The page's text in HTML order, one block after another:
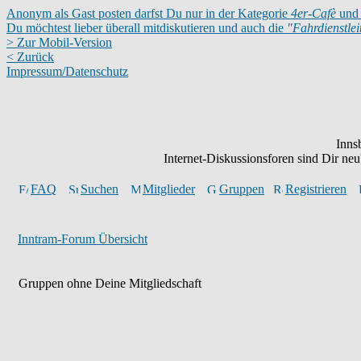
Anonym als Gast posten darfst Du nur in der Kategorie 4er-Cafè und
Du möchtest lieber überall mitdiskutieren und auch die
> Zur Mobil-Version
< Zurück
Impressum/Datenschutz
Internet-Diskussionsforen sind Dir
FAQ Suchen Mitglieder Gruppen Registrieren
Inntram-Forum Übersicht
Gruppen ohne Deine Mitgliedschaft